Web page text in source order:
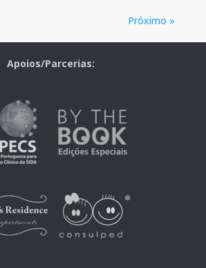
Próximo »
Apoios/Parcerias: